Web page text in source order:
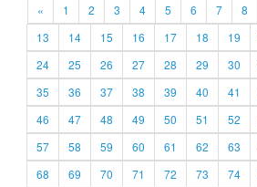
« 1 2 3 4 5 6 7 8
13
14 15 16 17 18 19
24
25 26 27 28 29 30
35
36 37 38 39 40 41
46
47 48 49 50 51 52
57
58 59 60 61 62 63
68
69 70 71 72 73 74